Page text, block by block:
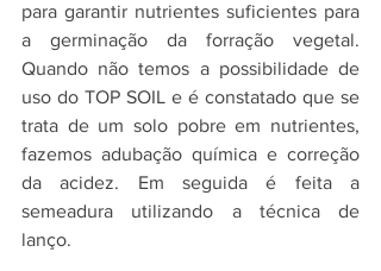
para garantir nutrientes suficientes para
a germinação da forração vegetal.
Quando não temos a possibilidade de
uso do TOP SOIL e é constatado que se
trata de um solo pobre em nutrientes,
fazemos adubação química e correção
da acidez. Em seguida é feita a
semeadura utilizando a técnica de
lanço.